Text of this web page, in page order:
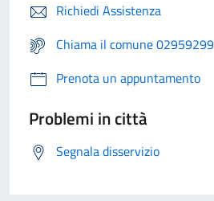
Richiedi Assistenza
Chiama il comune
Prenota un appuntamento
Problemi in città
Segnala disservizio